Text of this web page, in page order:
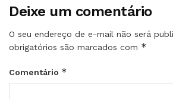
Deixe um comentário
O seu endereço de e-mail não será
obrigatórios são marcados com *
Comentário *